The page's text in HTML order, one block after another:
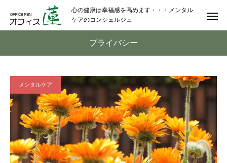
心の健康は幸福感を高めます・・・メンタル
ケアのコンシェルジュ
プライバシー
メンタルケア